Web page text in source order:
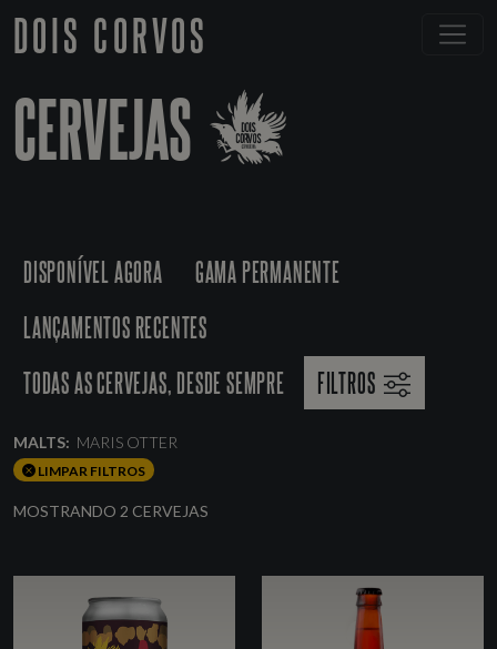
DOIS CORVOS
CERVEJAS
DISPONÍVEL AGORA
GAMA PERMANENTE
LANÇAMENTOS RECENTES
TODAS AS CERVEJAS, DESDE SEMPRE
FILTROS
MALTS: MARIS OTTER
LIMPAR FILTROS
MOSTRANDO 2 CERVEJAS